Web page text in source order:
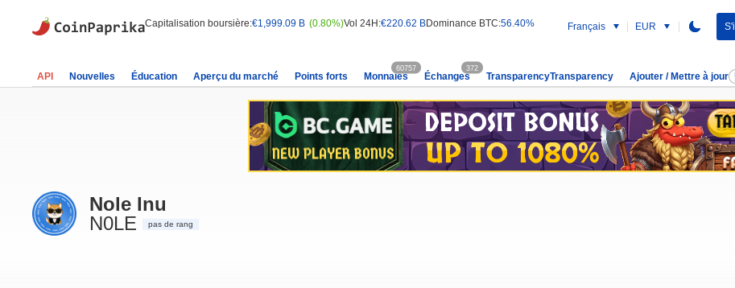
Capitalisation boursière:€1,999.09 B (0.80%)Vol 24H:€220.62 BDominance BTC:56.40% Français EUR
API Nouvelles Éducation Aperçu du marché Points forts Monnaies
60757
Échanges
372
TransparencyTransparency Ajouter / Mettre à jour
Nole Inu
N0LE
pas de rang